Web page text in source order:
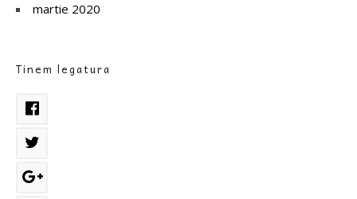
martie 2020
Tinem legatura